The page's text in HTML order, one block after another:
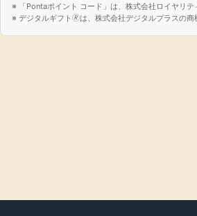
「Pontaポイント コード」は、株式会社ロイヤリ
デジタルギフト🄬は、株式会社デジタルプラスの商